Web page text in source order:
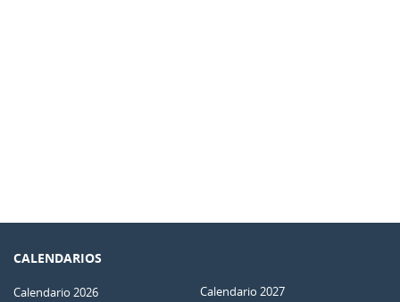
CALENDARIOS
Calendario 2026 Calendario 2027